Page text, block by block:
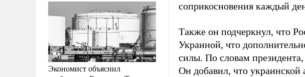
Экономист объяснил
соприкосновения каждый
Также он подчеркнул, что
Украиной, что
силы. По словам
Он добавил, что украинской